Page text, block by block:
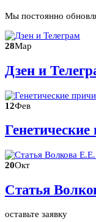
Мы постоянно
28Мар
Дзен и
12Фев
20Окт
Статья
оставьте заявку